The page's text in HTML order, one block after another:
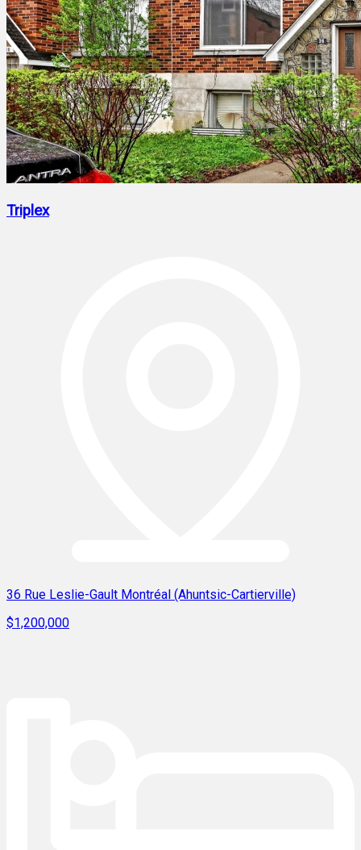
Triplex
36 Rue Leslie-Gault Montréal (Ahuntsic-Cartierville)
$1,200,000